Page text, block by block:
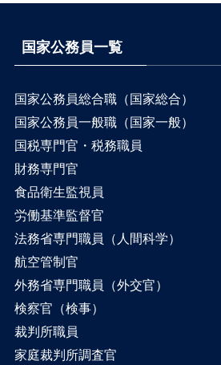
国家公務員一覧
国家公務員総合職（国家総合）
国家公務員一般職（国家一般）
国税専門官・税務職員
財務専門官
食品衛生監視員
労働基準監督官
法務省専門職員（人間科学）
航空管制官
外務省専門職員（外交官）
検察官（検事）
裁判所職員
家庭裁判所調査官